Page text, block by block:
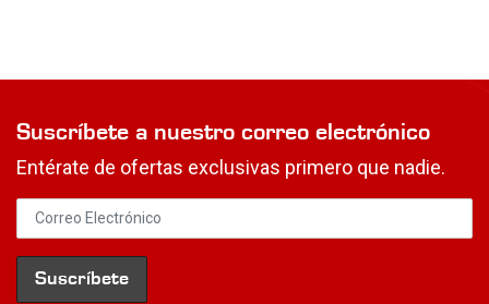
Suscríbete a nuestro correo electrónico
Entérate de ofertas exclusivas primero que nadie.